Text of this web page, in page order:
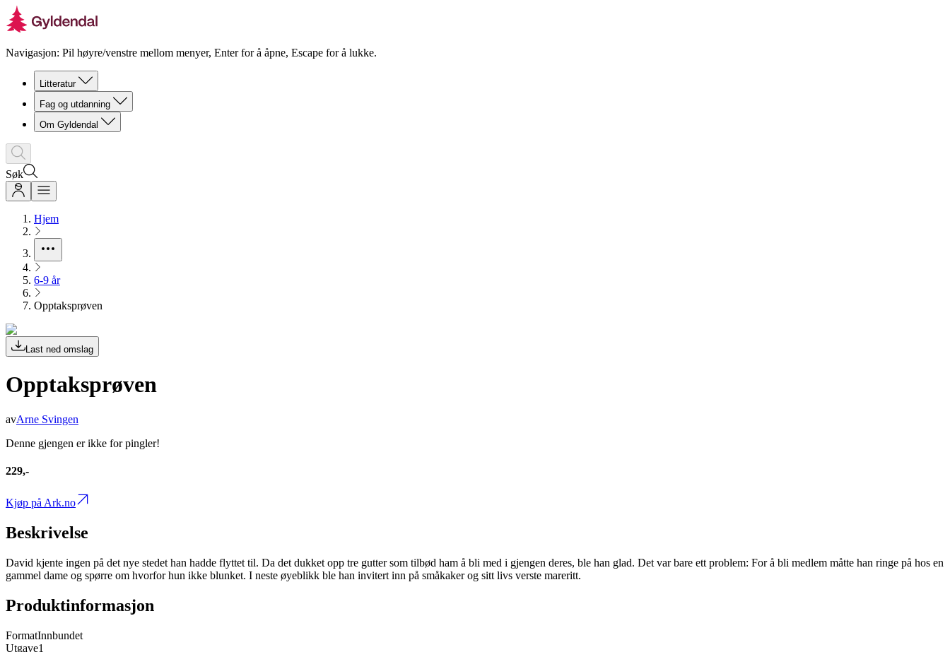
Navigasjon: Pil høyre/venstre mellom menyer, Enter for å åpne, Escape for å lukke.
Litteratur
Fag og utdanning
Om Gyldendal
Søk
Hjem
6-9 år
Opptaksprøven
Last ned omslag
Opptaksprøven
avArne Svingen
Denne gjengen er ikke for pingler!
229,-
Kjøp på Ark.no
Beskrivelse
David kjente ingen på det nye stedet han hadde flyttet til. Da det dukket opp tre gutter som tilbød ham å bli med i gjengen deres, ble han glad. Det var bare ett problem: For å bli medlem måtte han ringe på hos en
gammel dame og spørre om hvorfor hun ikke blunket. I neste øyeblikk ble han invitert inn på småkaker og sitt livs verste mareritt.
Produktinformasjon
FormatInnbundet
Utgave1